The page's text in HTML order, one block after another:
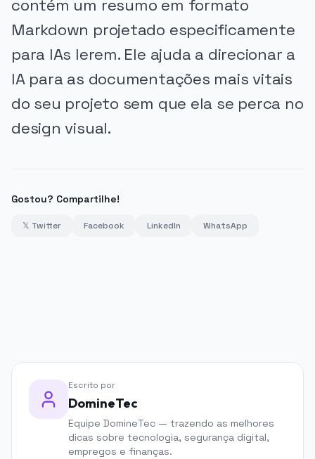
contém um resumo em formato
Markdown projetado especificamente
para IAs lerem. Ele ajuda a direcionar a
IA para as documentações mais vitais
do seu projeto sem que ela se perca no
design visual.
Gostou? Compartilhe!
𝕏 Twitter Facebook LinkedIn WhatsApp
Escrito por
DomineTec
Equipe DomineTec — trazendo as melhores
dicas sobre tecnologia, segurança digital,
empregos e finanças.